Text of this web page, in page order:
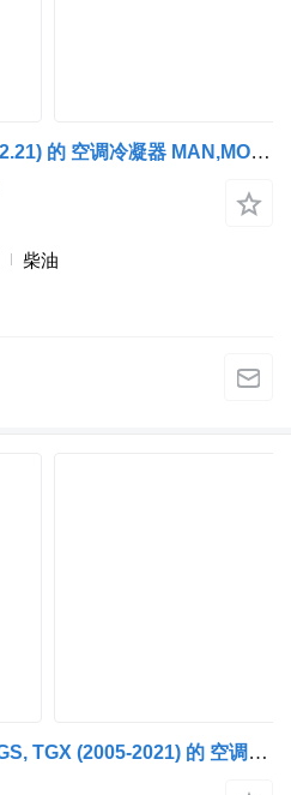
牵引车 MAN TGS (01.07-12.21) 的 空调冷凝器 MAN,MODINE 81619206041
柴油
牵引车 MAN TGL, TGM, TGS, TGX (2005-2021) 的 空调冷凝器 Sanden TGS 26.360 (01.07-) SD7H15-6008